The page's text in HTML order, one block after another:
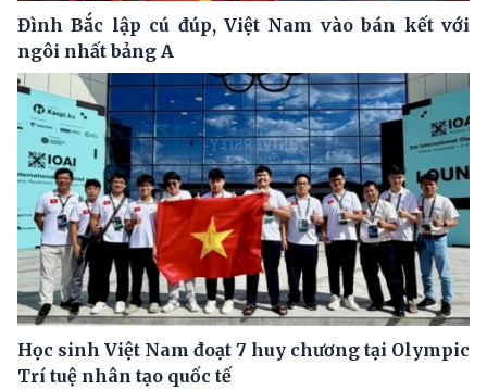
Đình Bắc lập cú đúp, Việt Nam vào bán kết với
ngôi nhất bảng A
Học sinh Việt Nam đoạt 7 huy chương tại Olympic
Trí tuệ nhân tạo quốc tế